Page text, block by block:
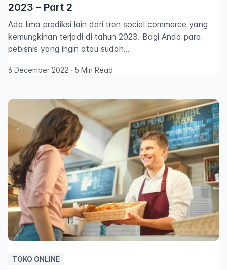
2023 – Part 2
Ada lima prediksi lain dari tren social commerce yang
kemungkinan terjadi di tahun 2023. Bagi Anda para
pebisnis yang ingin atau sudah…
6 December 2022 · 5 Min Read
TOKO ONLINE